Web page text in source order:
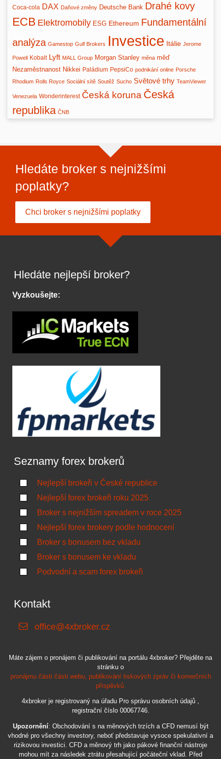
Coca-cola DAX Daňové změny Deutsche Bank Drahé kovy
ECB Elektromobily ESG Ethereum Fundamentální
analýza Gamestop Gulf Brokers Investice Itálie Jerome
Powell Kobalt Lyft MALL Group Morgan Stanley měna měď
Nezaměstnanost Nikkei Paládium PepsiCo podnikání online Porsche
Rhodium Rolls Royce Sociální sítě Soutěž Sucho Světové trhy TeamViewer
Venezuela Wonderinterest Česká koruna Česká
republika ČNB
Hledáte broker s nejnižšími
poplatky?
Chci broker s nejnižšími poplatky
Hledáte nejlepší broker?
Vyzkoušejte:
Seznamy forex brokerů
Nejlepší brokeři v České republice
Nejlepší forex brokeři roku 2025
Broker s nejnižším spreadem v roce 2025
Nejlepší forex brokery podle hodnocení
Broker s bonusem bez vkladu
Broker s bonusem ke vkladu
Podvodní a scam forex brokeři
Kontakt
office@4xbroker.cz
Máte zájem o pronájem či publikování na portálu 4xbroker? Přejděte na
stránku o
pronájmu části části webu, publikování tiskových zpráv či komerčních
příspěvků.
4xbroker je registrovaný na úřadu Pro správu osobních údajů ,
registrační číslo 00067746.
Upozornění: Obchodování s na měnových trzích a CFD nemusí být
vhodné pro všechny investory, neboť představuje vysoce spekulativní a
rizikovou investici. CFD a měnový trh jako pákové finanční nástroje
mohou mít za následek ztrátu přesahující počáteční vklad. Před